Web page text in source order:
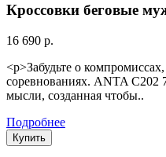
Кроссовки беговые
16 690 р.
<p>Забудьте о
соревнованиях. ANTA
мысли, созданная чтобы..
Подробнее